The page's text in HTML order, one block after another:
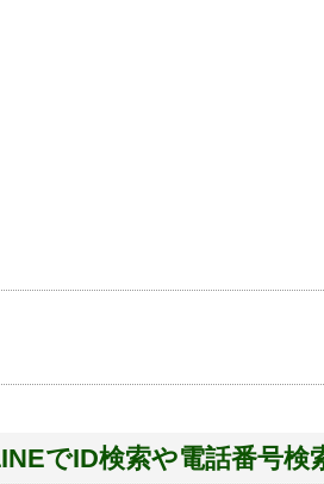
でID検索や電話番号検